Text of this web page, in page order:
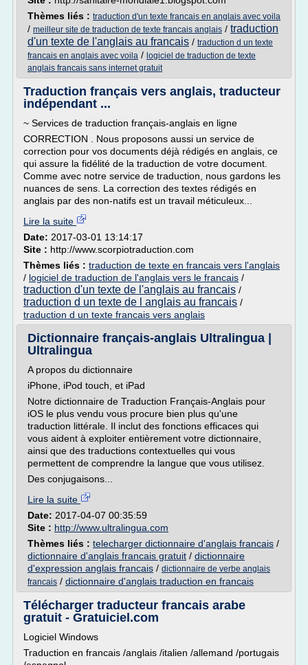
Thèmes liés : traduction d'un texte francais en anglais avec voila
/ meilleur site de traduction de texte francais anglais / traduction
d'un texte de l'anglais au francais / traduction d un texte
francais en anglais avec voila / logiciel de traduction de texte
anglais francais sans internet gratuit
Traduction français vers anglais, traducteur
indépendant ...
~ Services de traduction français-anglais en ligne
CORRECTION . Nous proposons aussi un service de
correction pour vos documents déjà rédigés en anglais, ce
qui assure la fidélité de la traduction de votre document.
Comme avec notre service de traduction, nous gardons les
nuances de sens. La correction des textes rédigés en
anglais par des non-natifs est un travail méticuleux...
Lire la suite
Date: 2017-03-01 13:14:17
Site : http://www.scorpiotraduction.com
Thèmes liés : traduction de texte en francais vers l'anglais
/ logiciel de traduction de l'anglais vers le francais /
traduction d'un texte de l'anglais au francais /
traduction d un texte de l anglais au francais /
traduction d un texte francais vers anglais
Dictionnaire français-anglais Ultralingua |
Ultralingua
A propos du dictionnaire
iPhone, iPod touch, et iPad
Notre dictionnaire de Traduction Français-Anglais pour
iOS le plus vendu vous procure bien plus qu'une
traduction littérale. Il inclut des fonctions efficaces qui
vous aident à exploiter entièrement votre dictionnaire,
ainsi que des traductions contextuelles qui vous
permettent de comprendre la langue que vous utilisez.
Des conjugaisons...
Lire la suite
Date: 2017-04-07 00:35:59
Site : http://www.ultralingua.com
Thèmes liés : telecharger dictionnaire d'anglais francais /
dictionnaire d'anglais francais gratuit / dictionnaire
d'expression anglais francais / dictionnaire de verbe anglais
francais / dictionnaire d'anglais traduction en francais
Télécharger traducteur francais arabe
gratuit - Gratuiciel.com
Logiciel Windows
Traduction en francais /anglais /italien /allemand /portugais